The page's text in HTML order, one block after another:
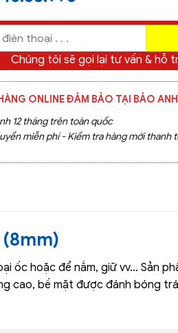
Chúng tôi sẽ gọi lại tư vấn & hỗ
ONLINE ĐẢM BẢO TẠI BẢO
12 tháng trên toàn quốc
miễn phí - Kiểm tra hàng mới thanh
(8mm)
ốc hoặc để nắm, giữ vv… Sản
cao, bề mặt được đánh bóng